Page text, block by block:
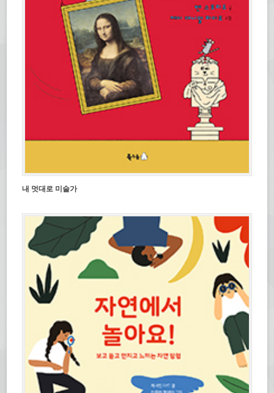
내 멋대로 미술가